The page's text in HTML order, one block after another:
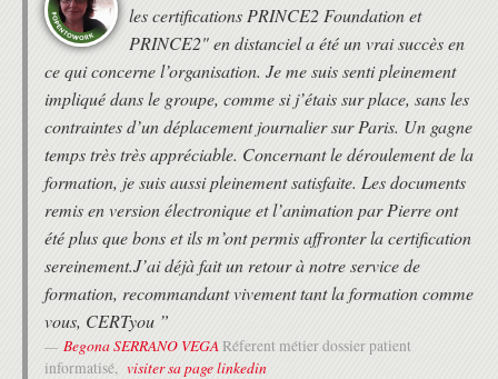
les événements et le temps, séquence de
management vs séquence technique, facteurs
d'identification des séquences de
management, tolérance/exception, journal
projet, retours d'expérience, rapport de fin de
séquence et de fin de projet.
Les sept processus de Prince2®
Elaborer le projet. Enjeux, objectifs et
contexte du processus. Debrief projet.
Diriger le projet. Enjeux, objectifs et contexte
du processus.
Initialiser le projet. Enjeux, objectifs et
contexte du processus. Project Initiation
Documentation (PID).
Contrôler une séquence. Enjeux, objectifs et
contexte du processus.
les certifications PRINCE2 Foundation et
PRINCE2" en distanciel a été un vrai succès en
ce qui concerne l’organisation. Je me suis senti pleinement
impliqué dans le groupe, comme si j’étais sur place, sans les
contraintes d’un déplacement journalier sur Paris. Un gagne
temps très très appréciable. Concernant le déroulement de la
formation, je suis aussi pleinement satisfaite. Les documents
remis en version électronique et l’animation par Pierre ont
été plus que bons et ils m’ont permis affronter la certification
sereinement.J’ai déjà fait un retour à notre service de
formation, recommandant vivement tant la formation comme
vous, CERTyou ”
Begona SERRANO VEGA Réferent métier dossier patient
informatisé, visiter sa page linkedin